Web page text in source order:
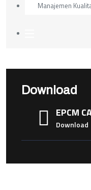
Manajemen
Download
EPCM
Download